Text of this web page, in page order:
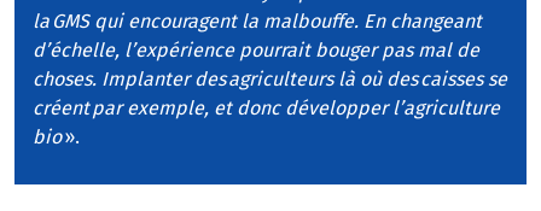
la GMS qui encouragent la malbouffe. En changeant
d’échelle, l’expérience pourrait bouger pas mal de
choses. Implanter des agriculteurs là où des caisses se
créent par exemple, et donc développer l’agriculture
bio».